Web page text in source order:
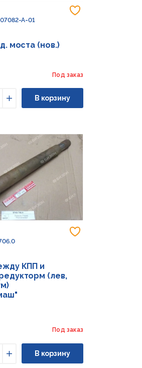
А-01
моста (нов.)
Под заказ
Увеличить
В корзину
КПП и
(лев,
Под заказ
Увеличить
В корзину